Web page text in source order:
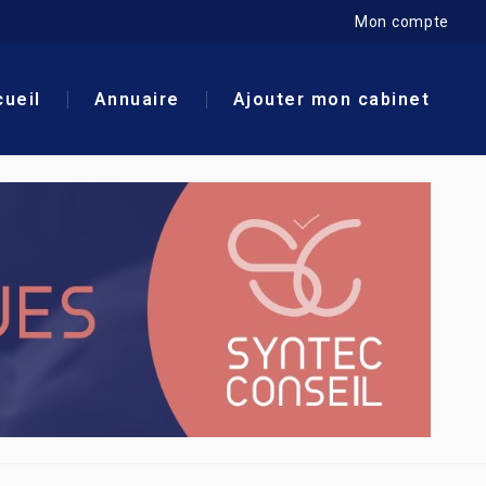
Mon compte
Annuaire Ajouter mon cabinet